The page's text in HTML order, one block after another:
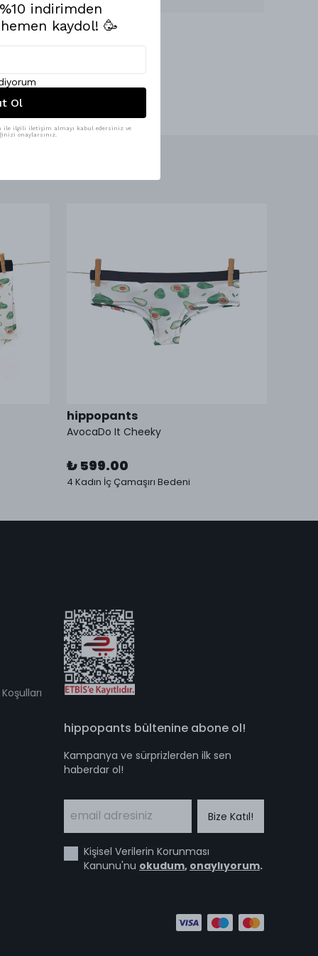
hippopants
AvocaDo It Cheeky
₺ 599.00
4 Kadın İç Çamaşırı Bedeni
hippopants bültenine abone ol!
Kampanya ve sürprizlerden ilk sen
haberdar ol!
Bize Katıl!
Kişisel Verilerin Korunması
Kanunu'nu okudum, onaylıyorum.
indirimden
kaydol! 🥳
Ol
ile ilgili iletişim almayı kabul edersiniz ve
onaylarsınız.